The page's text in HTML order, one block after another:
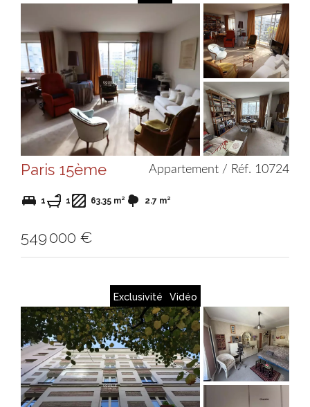
Paris 15ème Appartement / Réf. 10724
1 1 63.35 m² 2.7 m²
549 000 €
Exclusivité Vidéo